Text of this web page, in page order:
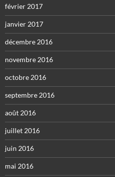
février 2017
janvier 2017
décembre 2016
novembre 2016
octobre 2016
septembre 2016
août 2016
juillet 2016
juin 2016
mai 2016